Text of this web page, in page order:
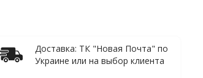
Доставка: ТК "Новая Почта" по
Украине или на выбор клиента